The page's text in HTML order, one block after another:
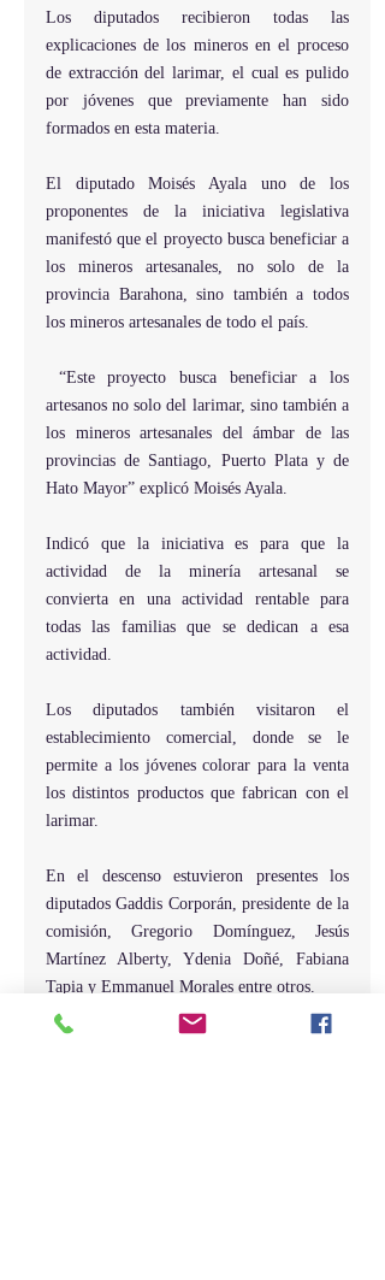
Los diputados recibieron todas las
explicaciones de los mineros en el proceso
de extracción del larimar, el cual es pulido
por jóvenes que previamente han sido
formados en esta materia.
El diputado Moisés Ayala uno de los
proponentes de la iniciativa legislativa
manifestó que el proyecto busca beneficiar a
los mineros artesanales, no solo de la
provincia Barahona, sino también a todos
los mineros artesanales de todo el país.
artesanos no solo del larimar, sino también a
los mineros artesanales del ámbar de las
provincias de Santiago, Puerto Plata y de
Hato Mayor” explicó Moisés Ayala.
Indicó que la iniciativa es para que la
actividad de la minería artesanal se
convierta en una actividad rentable para
todas las familias que se dedican a esa
actividad.
Los diputados también visitaron el
establecimiento comercial, donde se le
permite a los jóvenes colorar para la venta
los distintos productos que fabrican con el
larimar.
En el descenso estuvieron presentes los
diputados Gaddis Corporán, presidente de la
comisión, Gregorio Domínguez, Jesús
Martínez Alberty, Ydenia Doñé, Fabiana
Tapia y Emmanuel Morales entre otros.